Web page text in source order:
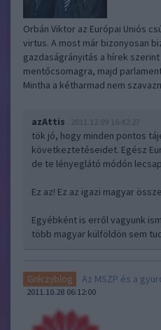
Orbán Viktor az Európai Uniós
virtus. A most már bizonyosan
gazdaságrányitás a hírek
mentőcsomagra, majd
Mintha a kétharmad nem
azAttis 2011.12.09 16:42:27
tök jó, hogy minden pontos
következtetéseidet. Egész
de te lényeglátó módón
Ez az! Ez az igazi magyar
Egyébként is erről vagyunk
több magyar külföldön sem
Gréczyblog Az MSZP és a
2011.10.28 06:12:00